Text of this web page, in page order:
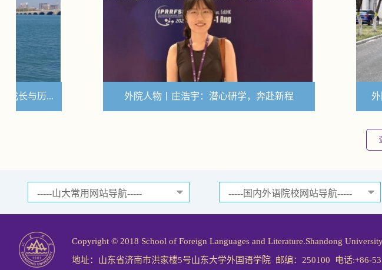
外院人物丨庄浩宇：潜心研学，奔赴新程 外院人物丨王昊
Copyright © 2018 School of Foreign Languages and Literature.Shandong
地址：山东省济南市洪家楼5号山东大学外国语学院 邮编：250100 电话:+86-